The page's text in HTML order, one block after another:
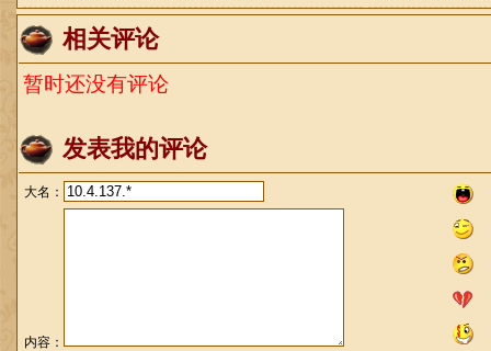
相关评论
暂时还没有评论
发表我的评论
大名：
内容：